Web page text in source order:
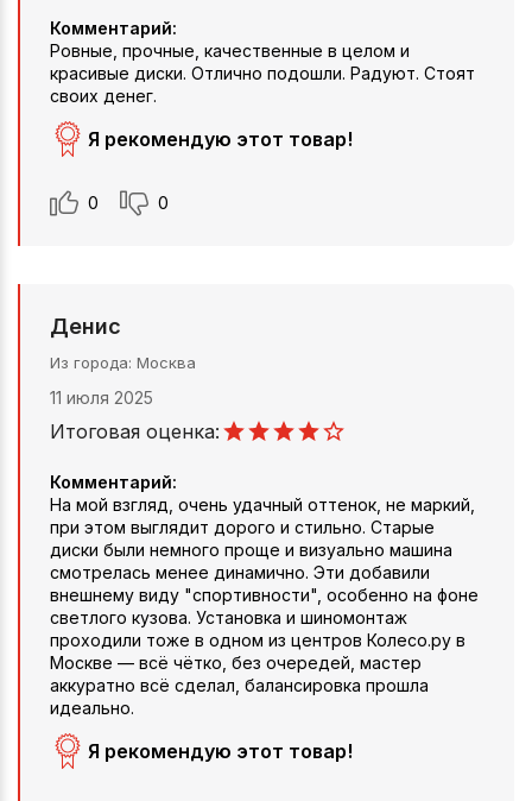
Комментарий:
Ровные, прочные, качественные в целом и
красивые диски. Отлично подошли. Радуют. Стоят
своих денег.
Я рекомендую этот товар!
0 0
Денис
Из города Москва
11 июля 2025
Итоговая оценка:
Комментарий:
На мой взгляд, очень удачный оттенок, не маркий,
при этом выглядит дорого и стильно. Старые
диски были немного проще и визуально машина
смотрелась менее динамично. Эти добавили
внешнему виду "спортивности", особенно на фоне
светлого кузова. Установка и шиномонтаж
проходили тоже в одном из центров Колесо.ру в
Москве — всё чётко, без очередей, мастер
аккуратно всё сделал, балансировка прошла
идеально.
Я рекомендую этот товар!